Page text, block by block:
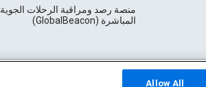
منصة رصد ومراقبة الرحلات الجوية
المباشرة (GlobalBeacon)
Terms of Use
PrivacyAllow All